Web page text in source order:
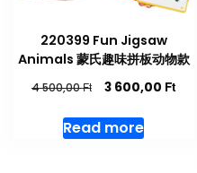
220399 Fun Jigsaw
Animals 蒙氏趣味拼板动物款
4 500,00Ft
Original
was:
4
3 600,00 Ft
Read more